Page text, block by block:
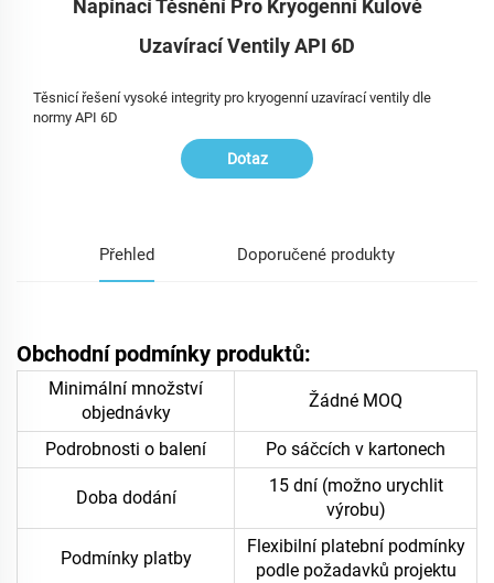
Napínací Těsnění Pro Kryogenní Kulové
Uzavírací Ventily API 6D
Těsnicí řešení vysoké integrity pro kryogenní uzavírací ventily dle
normy API 6D
Dotaz
Přehled Doporučené produkty
Obchodní podmínky produktů:
Minimální množství
objednávky
Žádné MOQ
Podrobnosti o balení Po sáčcích v kartonech
Doba dodání
15 dní (možno urychlit
výrobu)
Podmínky platby
Flexibilní platební podmínky
podle požadavků projektu